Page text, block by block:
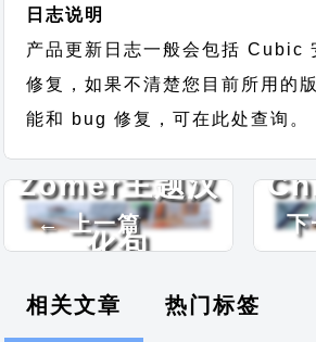
日志说明
产品更新日志一般会包括 Cubic
修复，如果不清楚您目前所用的
能和 bug 修复，可在此处查询。
← 上一篇
Zomer主题汉
化包
相关文章 热门标签